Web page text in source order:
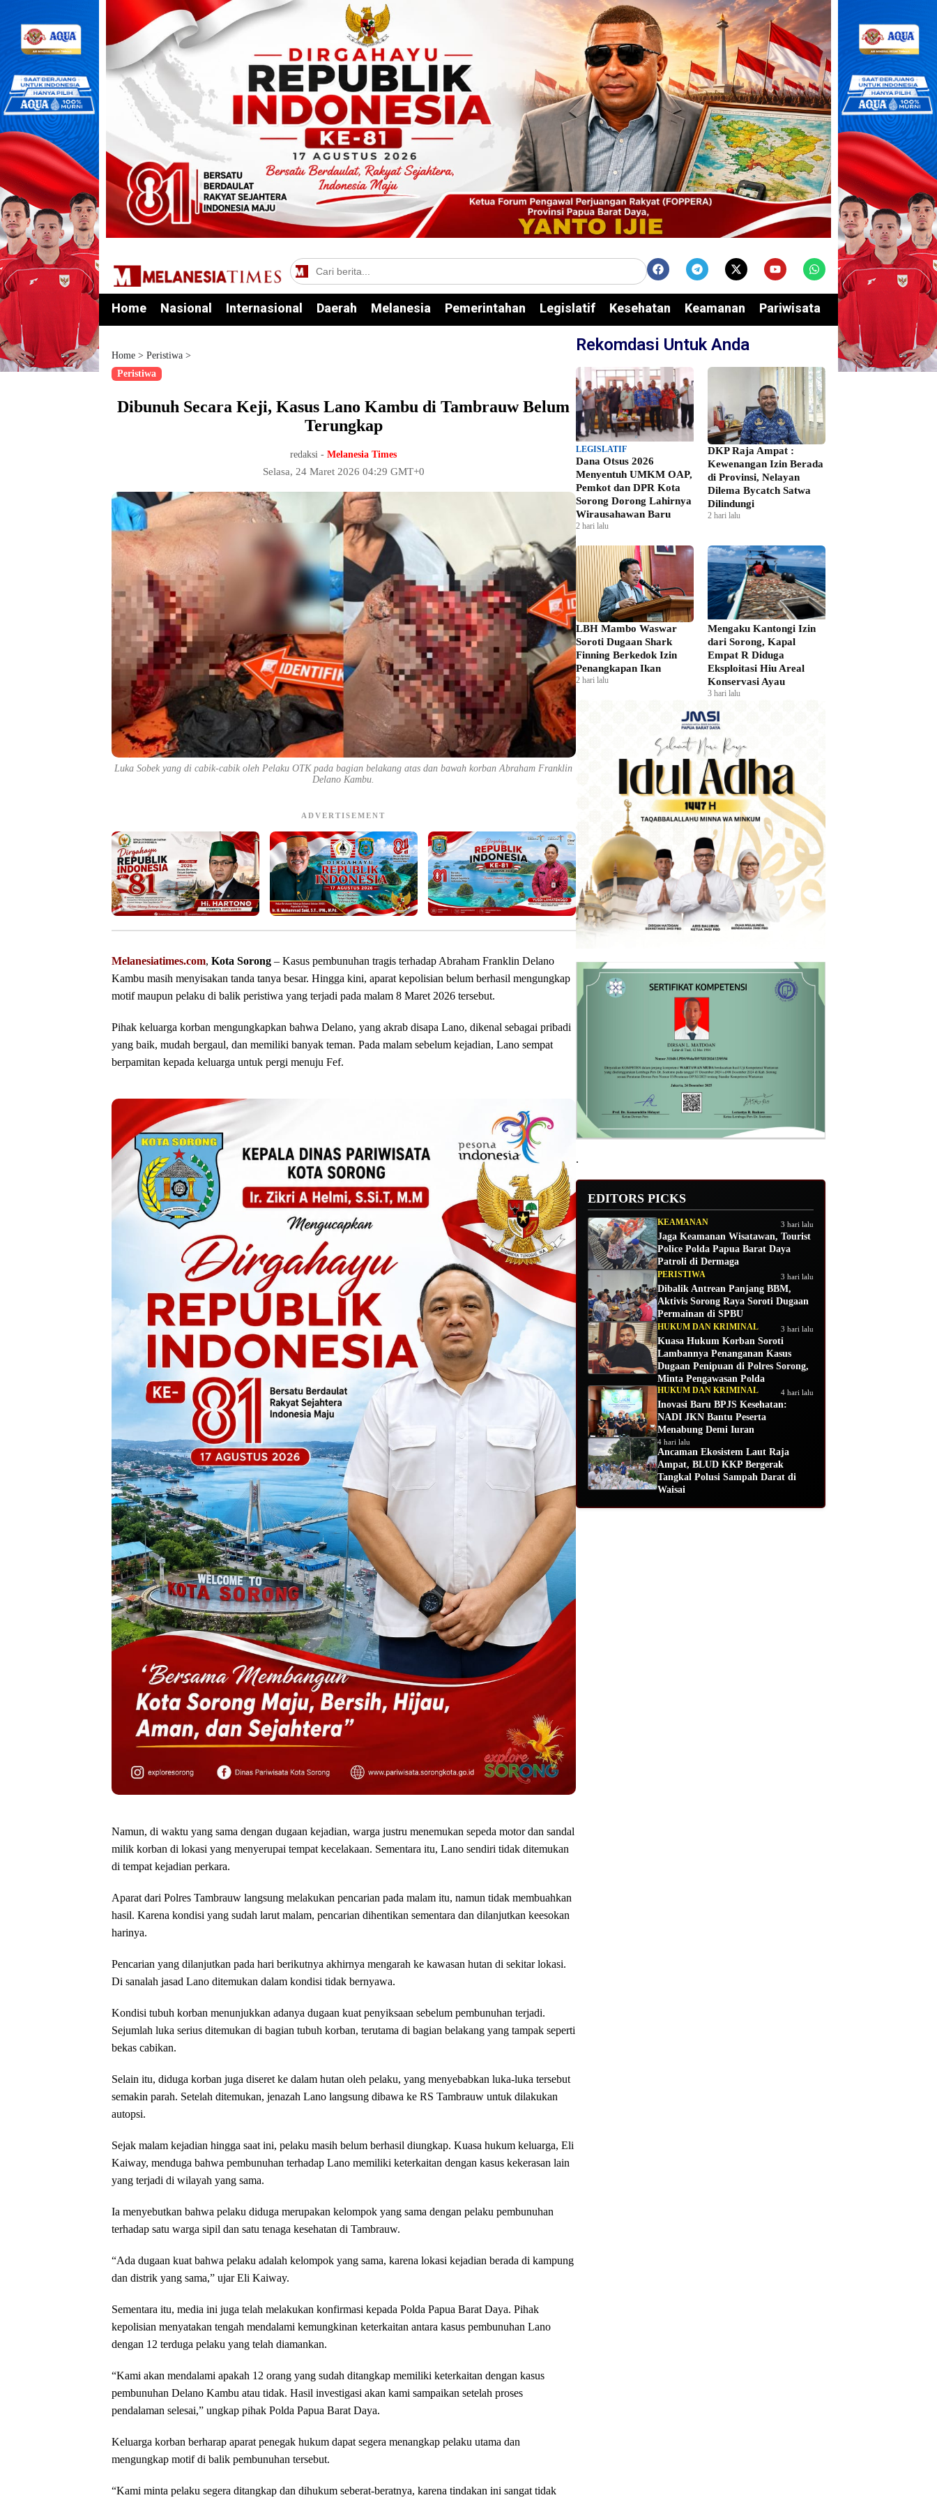
Home Nasional Internasional Daerah Melanesia Pemerintahan Legislatif Kesehatan Keamanan Pariwisata Edukasi
Home > Peristiwa >
Peristiwa
Dibunuh Secara Keji, Kasus Lano Kambu di Tambrauw Belum
Terungkap
redaksi -Melanesia Times
Selasa, 24 Maret 2026 04:29 GMT+0
Luka Sobek yang di cabik-cabik oleh Pelaku OTK pada bagian belakang atas dan bawah korban Abraham Franklin
Delano Kambu.
ADVERTISEMENT
Melanesiatimes.com, Kota Sorong – Kasus pembunuhan tragis terhadap Abraham Franklin Delano
Kambu masih menyisakan tanda tanya besar. Hingga kini, aparat kepolisian belum berhasil mengungkap
motif maupun pelaku di balik peristiwa yang terjadi pada malam 8 Maret 2026 tersebut.
Pihak keluarga korban mengungkapkan bahwa Delano, yang akrab disapa Lano, dikenal sebagai pribadi
yang baik, mudah bergaul, dan memiliki banyak teman. Pada malam sebelum kejadian, Lano sempat
berpamitan kepada keluarga untuk pergi menuju Fef.
Namun, di waktu yang sama dengan dugaan kejadian, warga justru menemukan sepeda motor dan sandal
milik korban di lokasi yang menyerupai tempat kecelakaan. Sementara itu, Lano sendiri tidak ditemukan
di tempat kejadian perkara.
Aparat dari Polres Tambrauw langsung melakukan pencarian pada malam itu, namun tidak membuahkan
hasil. Karena kondisi yang sudah larut malam, pencarian dihentikan sementara dan dilanjutkan keesokan
harinya.
Pencarian yang dilanjutkan pada hari berikutnya akhirnya mengarah ke kawasan hutan di sekitar lokasi.
Di sanalah jasad Lano ditemukan dalam kondisi tidak bernyawa.
Kondisi tubuh korban menunjukkan adanya dugaan kuat penyiksaan sebelum pembunuhan terjadi.
Sejumlah luka serius ditemukan di bagian tubuh korban, terutama di bagian belakang yang tampak seperti
bekas cabikan.
Selain itu, diduga korban juga diseret ke dalam hutan oleh pelaku, yang menyebabkan luka-luka tersebut
semakin parah. Setelah ditemukan, jenazah Lano langsung dibawa ke RS Tambrauw untuk dilakukan
autopsi.
Sejak malam kejadian hingga saat ini, pelaku masih belum berhasil diungkap. Kuasa hukum keluarga, Eli
Kaiway, menduga bahwa pembunuhan terhadap Lano memiliki keterkaitan dengan kasus kekerasan lain
yang terjadi di wilayah yang sama.
Ia menyebutkan bahwa pelaku diduga merupakan kelompok yang sama dengan pelaku pembunuhan
terhadap satu warga sipil dan satu tenaga kesehatan di Tambrauw.
“Ada dugaan kuat bahwa pelaku adalah kelompok yang sama, karena lokasi kejadian berada di kampung
dan distrik yang sama,” ujar Eli Kaiway.
Sementara itu, media ini juga telah melakukan konfirmasi kepada Polda Papua Barat Daya. Pihak
kepolisian menyatakan tengah mendalami kemungkinan keterkaitan antara kasus pembunuhan Lano
dengan 12 terduga pelaku yang telah diamankan.
“Kami akan mendalami apakah 12 orang yang sudah ditangkap memiliki keterkaitan dengan kasus
pembunuhan Delano Kambu atau tidak. Hasil investigasi akan kami sampaikan setelah proses
pendalaman selesai,” ungkap pihak Polda Papua Barat Daya.
Keluarga korban berharap aparat penegak hukum dapat segera menangkap pelaku utama dan
mengungkap motif di balik pembunuhan tersebut.
“Kami minta pelaku segera ditangkap dan dihukum seberat-beratnya, karena tindakan ini sangat tidak
Rekomdasi Untuk Anda
LEGISLATIF
Dana Otsus 2026
Menyentuh UMKM OAP,
Pemkot dan DPR Kota
Sorong Dorong Lahirnya
Wirausahawan Baru
2 hari lalu
DKP Raja Ampat :
Kewenangan Izin Berada
di Provinsi, Nelayan
Dilema Bycatch Satwa
Dilindungi
2 hari lalu
LBH Mambo Waswar
Soroti Dugaan Shark
Finning Berkedok Izin
Penangkapan Ikan
2 hari lalu
Mengaku Kantongi Izin
dari Sorong, Kapal
Empat R Diduga
Eksploitasi Hiu Areal
Konservasi Ayau
3 hari lalu
.
EDITORS PICKS
KEAMANAN 3 hari lalu
Jaga Keamanan Wisatawan, Tourist
Police Polda Papua Barat Daya
Patroli di Dermaga
PERISTIWA 3 hari lalu
Dibalik Antrean Panjang BBM,
Aktivis Sorong Raya Soroti Dugaan
Permainan di SPBU
HUKUM DAN KRIMINAL 3 hari lalu
Kuasa Hukum Korban Soroti
Lambannya Penanganan Kasus
Dugaan Penipuan di Polres Sorong,
Minta Pengawasan Polda
HUKUM DAN KRIMINAL 4 hari lalu
Inovasi Baru BPJS Kesehatan:
NADI JKN Bantu Peserta
Menabung Demi Iuran
4 hari lalu
Ancaman Ekosistem Laut Raja
Ampat, BLUD KKP Bergerak
Tangkal Polusi Sampah Darat di
Waisai